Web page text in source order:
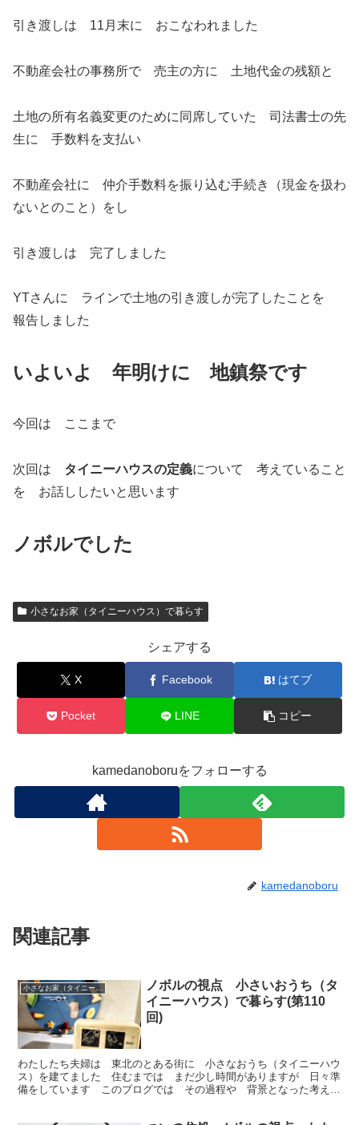
引き渡しは 11月末に おこなわれました
不動産会社の事務所で 売主の方に 土地代金の残額と
土地の所有名義変更のために同席していた 司法書士の先
生に 手数料を支払い
不動産会社に 仲介手数料を振り込む手続き（現金を扱わ
ないとのこと）をし
引き渡しは 完了しました
YTさんに ラインで土地の引き渡しが完了したことを
報告しました
いよいよ 年明けに 地鎮祭です
今回は ここまで
次回は タイニーハウスの定義について 考えていること
を お話ししたいと思います
ノボルでした
小さなお家（タイニーハウス）で暮らす
シェアする
X Facebook はてブ
Pocket LINE コピー
kamedanoboruをフォローする
kamedanoboru
関連記事
小さなお家（タイニーハウス）で暮らす
ノボルの視点 小さいおうち（タ
イニーハウス）で暮らす(第110
回)
わたしたち夫婦は 東北のとある街に 小さなおうち（タイニーハウ
ス）を建てました 住むまでは まだ少し時間がありますが 日々準
備をしています このブログでは その過程や 背景となった考え方